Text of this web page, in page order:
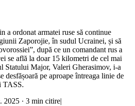
a ordonat armatei ruse să continue
Zaporojie, în sudul Ucrainei, și să
după ce un comandant rus a
se află la doar 15 kilometri de cel mai
Statului Major, Valeri Gherasimov, i-a
desfășoară pe aproape întreaga linie de
TASS.
2025 · 3 min citire|